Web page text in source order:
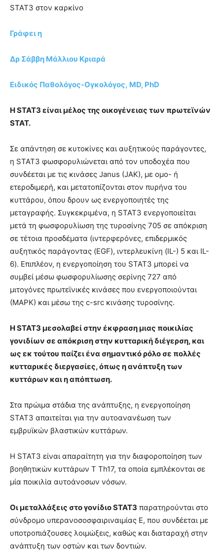
STAT3 στον καρκίνο
Γράφει η
Δρ Σάββη Μάλλιου Κριαρά
Ειδικός Παθολόγος-Ογκολόγος, MD, PhD
Η STAT3 είναι μέλος της οικογένειας των πρωτεϊνών
STAT.
Σε απάντηση σε κυτοκίνες και αυξητικούς παράγοντες,
η STAT3 φωσφορυλιώνεται από τον υποδοχέα που
συνδέεται με τις κινάσες Janus (JAK), με ομο- ή
ετεροδιμερή, και μετατοπίζονται στον πυρήνα του
κυττάρου, όπου δρουν ως ενεργοποιητές της
μεταγραφής. Συγκεκριμένα, η STAT3 ενεργοποιείται
μετά τη φωσφορυλίωση της τυροσίνης 705 σε απόκριση
σε τέτοια προσδέματα (ιντερφερόνες, επιδερμικός
αυξητικός παράγοντας (EGF), ιντερλευκίνη (IL-) 5 και IL-
6). Επιπλέον, η ενεργοποίηση του STAT3 μπορεί να
συμβεί μέσω φωσφορυλίωσης σερίνης 727 από
μιτογόνες πρωτεϊνικές κινάσες που ενεργοποιούνται
(ΜΑΡΚ) και μέσω της c-src κινάσης τυροσίνης.
Η STAT3 μεσολαβεί στην έκφραση μιας ποικιλίας
γονιδίων σε απόκριση στην κυτταρική διέγερση, και
ως εκ τούτου παίζει ένα σημαντικό ρόλο σε πολλές
κυτταρικές διεργασίες, όπως η ανάπτυξη των
κυττάρων και η απόπτωση.
Στα πρώιμα στάδια της ανάπτυξης, η ενεργοποίηση
STAT3 απαιτείται για την αυτοανανέωση των
εμβρυϊκών βλαστικών κυττάρων.
Η STAT3 είναι απαραίτητη για την διαφοροποίηση των
βοηθητικών κυττάρων Τ Th17, τα οποία εμπλέκονται σε
μία ποικιλία αυτοάνοσων νόσων.
Οι μεταλλάξεις στο γονίδιο STAT3 παρατηρούνται στο
σύνδρομο υπερανοσοσφαιριναιμίας Ε, που συνδέεται με
υποτροπιάζουσες λοιμώξεις, καθώς και διαταραχή στην
ανάπτυξη των οστών και των δοντιών.